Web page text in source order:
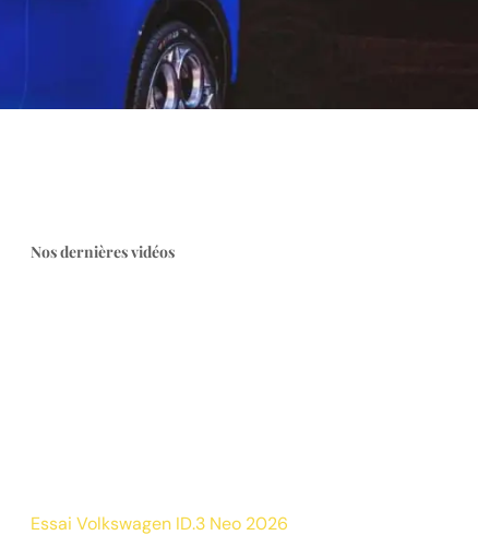
Nos dernières vidéos
Essai Volkswagen ID.3 Neo 2026